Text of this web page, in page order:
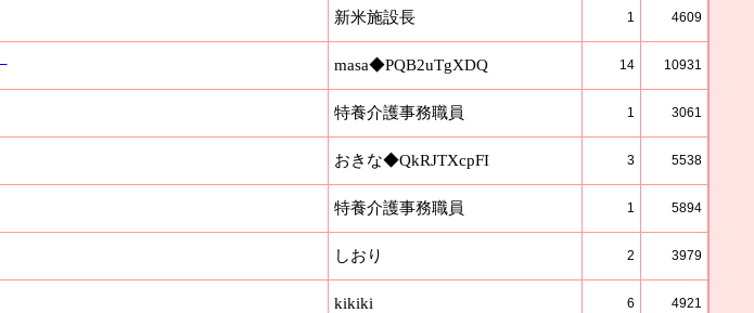
新米施設長 1 4609
masa◆PQB2uTgXDQ 14 10931
特養介護事務職員 1 3061
おきな◆QkRJTXcpFI 3 5538
特養介護事務職員 1 5894
しおり 2 3979
kikiki 6 4921